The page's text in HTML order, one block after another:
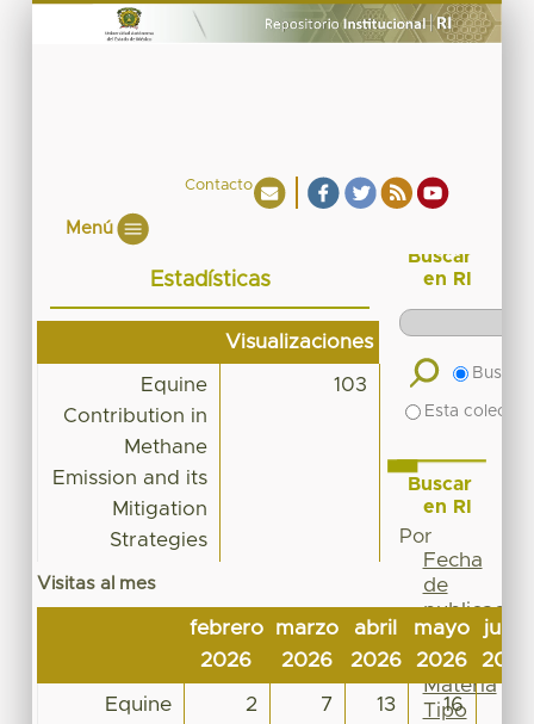
Contacto
Menú
Estadísticas
Visualizaciones
Equine
Contribution in
Methane
Emission and its
Mitigation
Strategies
103
Visitas al mes
febrero
2026
marzo
2026
abril
2026
mayo
2026
junio
2026
Equine
2 7 13 16
Buscar
en RI
Buscar
Esta
Buscar
en RI
Por
Fecha
de
publicación
Autor
Título
Materia
Tipo